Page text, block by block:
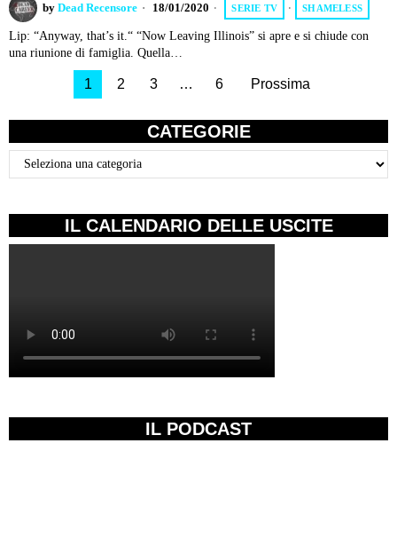
by Dead Recensore 18/01/2020 SERIE TV · SHAMELESS
Lip: “Anyway, that’s it.“ “Now Leaving Illinois” si apre e si chiude con
una riunione di famiglia. Quella…
1 2 3 … 6 Prossima
CATEGORIE
Categorie
IL CALENDARIO DELLE USCITE
IL PODCAST